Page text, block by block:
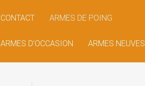
CONTACT ARMES DE POING
ARMES D’OCCASION ARMES NEUVES